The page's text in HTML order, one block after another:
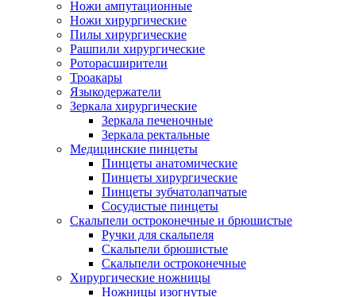
Ножи ампутационные
Ножи хирургические
Пилы хирургические
Рашпили хирургические
Роторасширители
Троакары
Языкодержатели
Зеркала хирургические
Зеркала печеночные
Зеркала ректальные
Медицинские пинцеты
Пинцеты анатомические
Пинцеты хирургические
Пинцеты зубчатолапчатые
Сосудистые пинцеты
Скальпели остроконечные и брюшистые
Ручки для скальпеля
Скальпели брюшистые
Скальпели остроконечные
Хирургические ножницы
Ножницы изогнутые